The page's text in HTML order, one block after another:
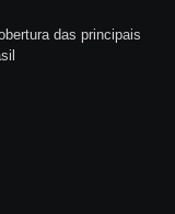
das principais